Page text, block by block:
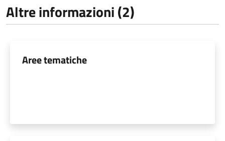
Altre informazioni (2)
Aree tematiche